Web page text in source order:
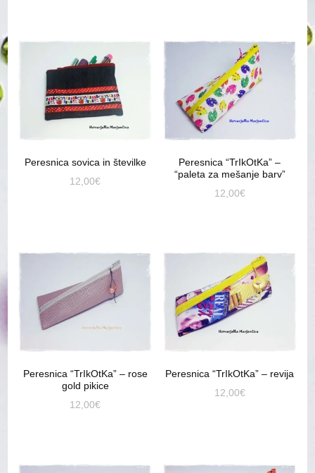
Peresnica sovica in številke
12,00€
Peresnica “TrIkOtKa” –
“paleta za mešanje barv”
12,00€
Peresnica “TrIkOtKa” – rose
gold pikice
12,00€
Peresnica “TrIkOtKa” – revija
12,00€